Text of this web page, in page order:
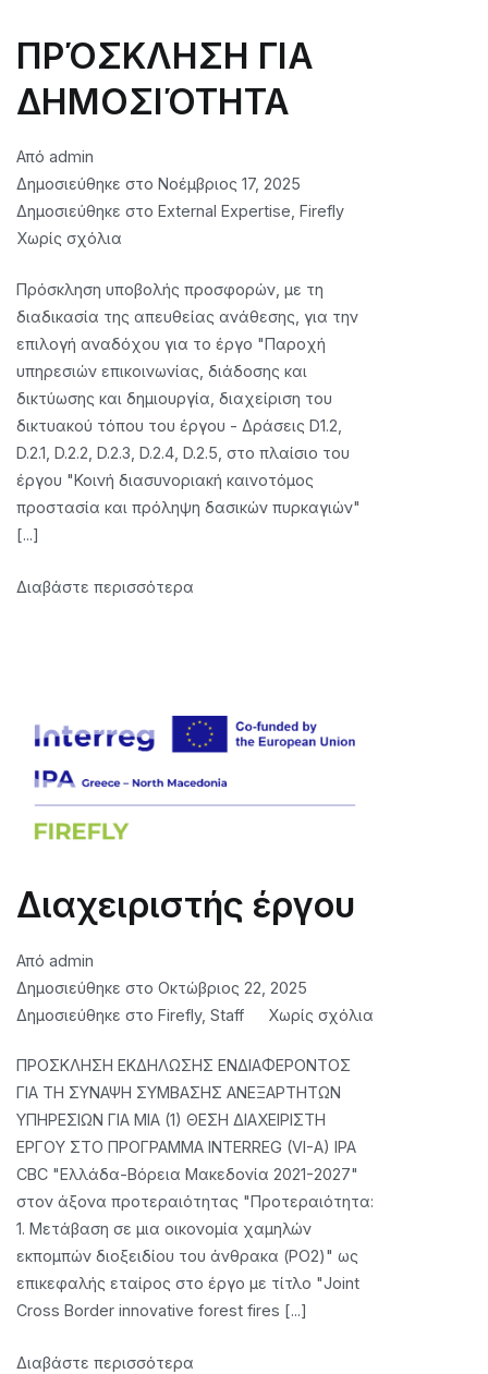
ΠΡΌΣΚΛΗΣΗ ΓΙΑ
ΔΗΜΟΣΙΌΤΗΤΑ
Από admin
Δημοσιεύθηκε στο Νοέμβριος 17, 2025
Δημοσιεύθηκε στο External Expertise Firefly
Χωρίς σχόλια
INVITATION
FOR
PUBLICITY
Πρόσκληση υποβολής προσφορών, με τη
διαδικασία της απευθείας ανάθεσης, για την
επιλογή αναδόχου για το έργο "Παροχή
υπηρεσιών επικοινωνίας, διάδοσης και
δικτύωσης και δημιουργία, διαχείριση του
δικτυακού τόπου του έργου - Δράσεις D1.2,
D.2.1, D.2.2, D.2.3, D.2.4, D.2.5, στο πλαίσιο του
έργου "Κοινή διασυνοριακή καινοτόμος
προστασία και πρόληψη δασικών πυρκαγιών"
[...]
Διαβάστε περισσότερα
Διαχειριστής έργου
Από admin
Δημοσιεύθηκε στο Οκτώβριος 22, 2025
Δημοσιεύθηκε στο Firefly, Staff Χωρίς σχόλιαστο
ΠΡΟΣΚΛΗΣΗ ΕΚΔΗΛΩΣΗΣ ΕΝΔΙΑΦΕΡΟΝΤΟΣ
ΓΙΑ ΤΗ ΣΥΝΑΨΗ ΣΥΜΒΑΣΗΣ ΑΝΕΞΑΡΤΗΤΩΝ
ΥΠΗΡΕΣΙΩΝ ΓΙΑ ΜΙΑ (1) ΘΕΣΗ ΔΙΑΧΕΙΡΙΣΤΗ
ΕΡΓΟΥ ΣΤΟ ΠΡΟΓΡΑΜΜΑ INTERREG (VI-A) IPA
CBC "Ελλάδα-Βόρεια Μακεδονία 2021-2027"
στον άξονα προτεραιότητας "Προτεραιότητα:
1. Μετάβαση σε μια οικονομία χαμηλών
εκπομπών διοξειδίου του άνθρακα (PO2)" ως
επικεφαλής εταίρος στο έργο με τίτλο "Joint
Cross Border innovative forest fires [...]
Διαβάστε περισσότερα